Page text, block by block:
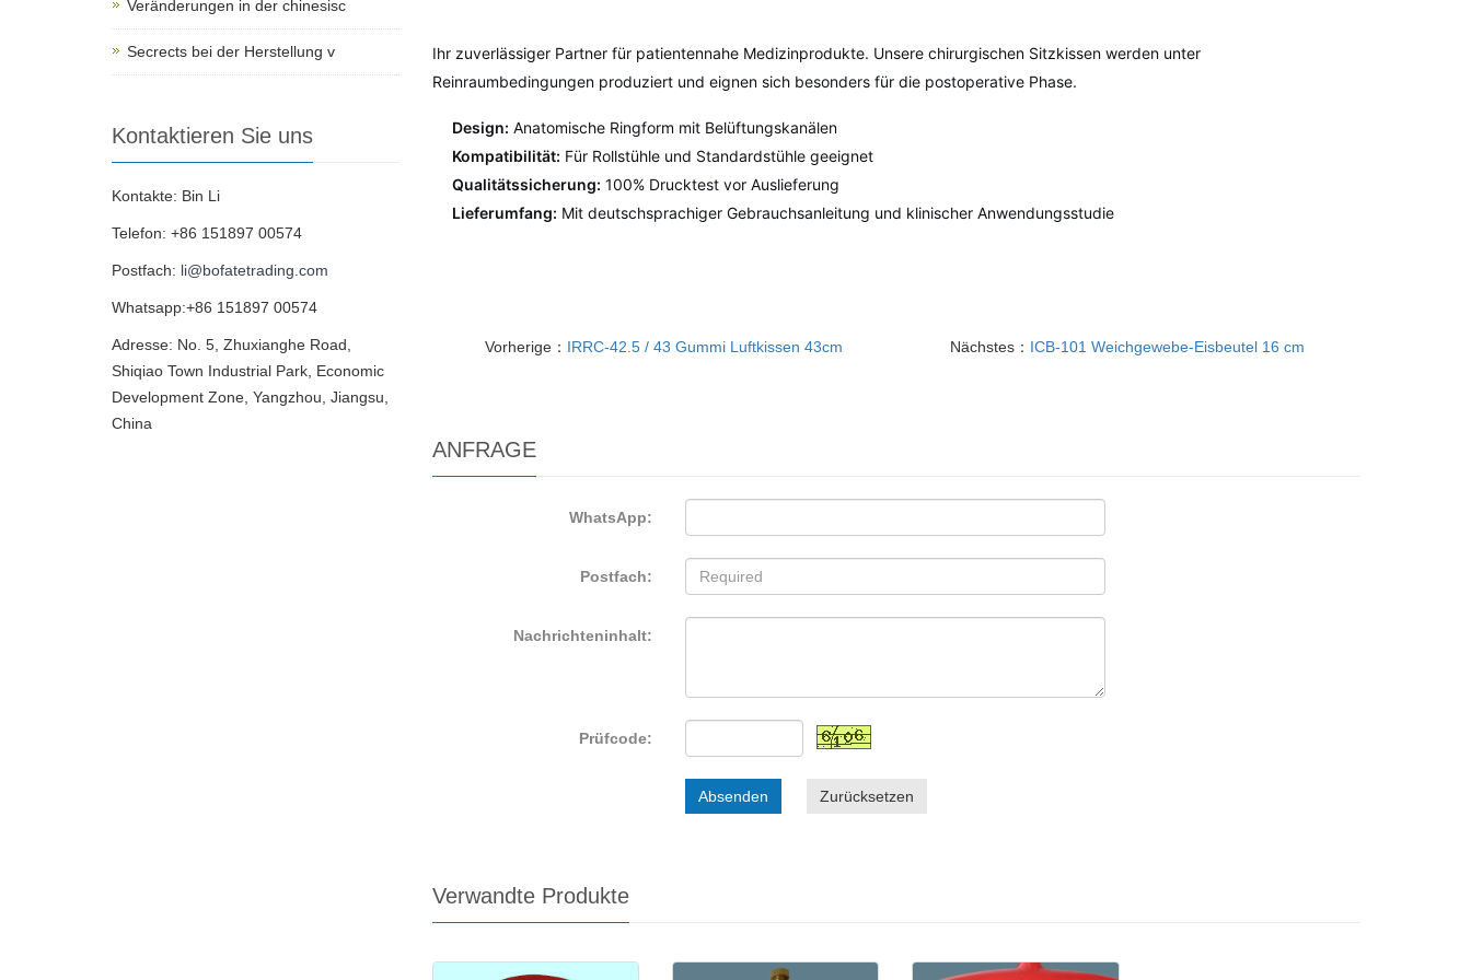
Ihr zuverlässiger Partner für patientennahe Medizinprodukte. Unsere chirurgischen Sitzkissen werden unter
Reinraumbedingungen produziert und eignen sich besonders für die postoperative Phase.
Design: Anatomische Ringform mit Belüftungskanälen
Kompatibilität: Für Rollstühle und Standardstühle geeignet
Qualitätssicherung: 100% Drucktest vor Auslieferung
Lieferumfang: Mit deutschsprachiger Gebrauchsanleitung und klinischer Anwendungsstudie
Vorherige： IRRC-42.5 / 43 Gummi Luftkissen 43cm Nächstes： ICB-101 Weichgewebe-Eisbeutel 16 cm
ANFRAGE
WhatsApp:
Postfach:
Nachrichteninhalt:
Prüfcode:
Absenden Zurücksetzen
Verwandte Produkte
Veränderungen in der chinesisc
Secrects bei der Herstellung v
Kontaktieren Sie uns
Kontakte: Bin Li
Telefon: +86 151897 00574
Postfach: li@bofatetrading.com
Whatsapp:+86 151897 00574
Adresse: No. 5, Zhuxianghe Road,
Shiqiao Town Industrial Park, Economic
Development Zone, Yangzhou, Jiangsu,
China